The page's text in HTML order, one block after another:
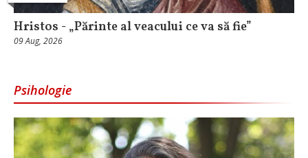
Hristos - „Părinte al veacului ce va să fie”
09 Aug, 2026
Psihologie